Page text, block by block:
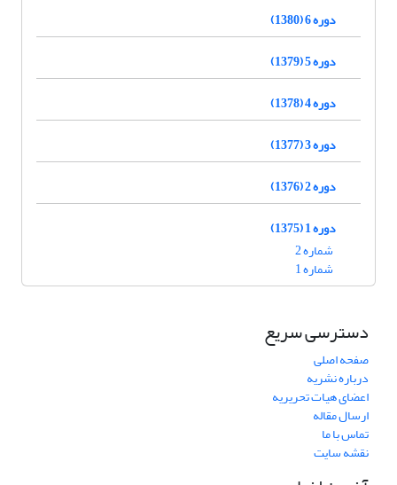
دوره 6 (1380)
دوره 5 (1379)
دوره 4 (1378)
دوره 3 (1377)
دوره 2 (1376)
دوره 1 (1375)
شماره 2
شماره 1
دسترسی سریع
صفحه اصلی
درباره نشریه
اعضای هیات تحریریه
ارسال مقاله
تماس با ما
نقشه سایت